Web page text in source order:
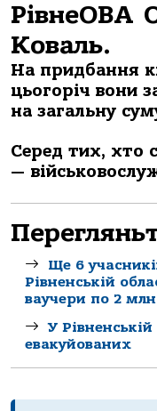
РівнеОВА
Коваль.
На придбання
цьогоріч вони
на загальну
Серед тих, хто
—
Ще 6
Рівненській
ваучери по 2
У
евакуйованих